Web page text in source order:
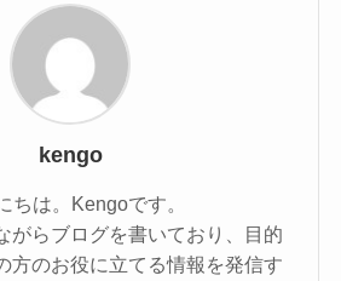
kengo
ちは。Kengoです。
がらブログを書いており、目的
方のお役に立てる情報を発信す